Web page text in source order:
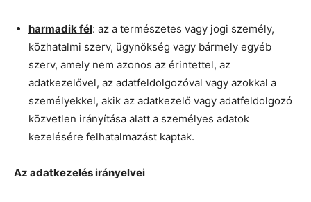
harmadik fél: az a természetes vagy jogi személy,
közhatalmi szerv, ügynökség vagy bármely egyéb
szerv, amely nem azonos az érintettel, az
adatkezelővel, az adatfeldolgozóval vagy azokkal a
személyekkel, akik az adatkezelő vagy adatfeldolgozó
közvetlen irányítása alatt a személyes adatok
kezelésére felhatalmazást kaptak.
Az adatkezelés irányelvei